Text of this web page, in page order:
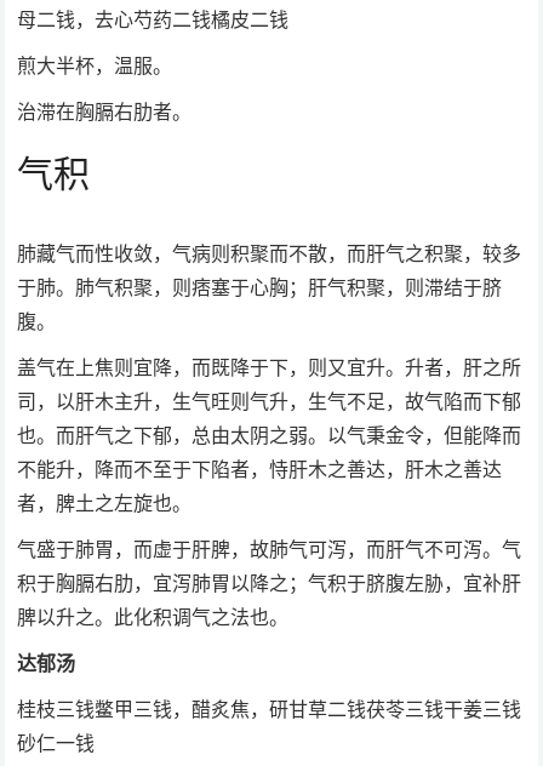
母二钱，去心芍药二钱橘皮二钱
煎大半杯，温服。
治滞在胸膈右肋者。
气积
肺藏气而性收敛，气病则积聚而不散，而肝气之积聚，较多
于肺。肺气积聚，则痞塞于心胸；肝气积聚，则滞结于脐
腹。
盖气在上焦则宜降，而既降于下，则又宜升。升者，肝之所
司，以肝木主升，生气旺则气升，生气不足，故气陷而下郁
也。而肝气之下郁，总由太阴之弱。以气秉金令，但能降而
不能升，降而不至于下陷者，恃肝木之善达，肝木之善达
者，脾土之左旋也。
气盛于肺胃，而虚于肝脾，故肺气可泻，而肝气不可泻。气
积于胸膈右肋，宜泻肺胃以降之；气积于脐腹左胁，宜补肝
脾以升之。此化积调气之法也。
达郁汤
桂枝三钱鳖甲三钱，醋炙焦，研甘草二钱茯苓三钱干姜三钱
砂仁一钱